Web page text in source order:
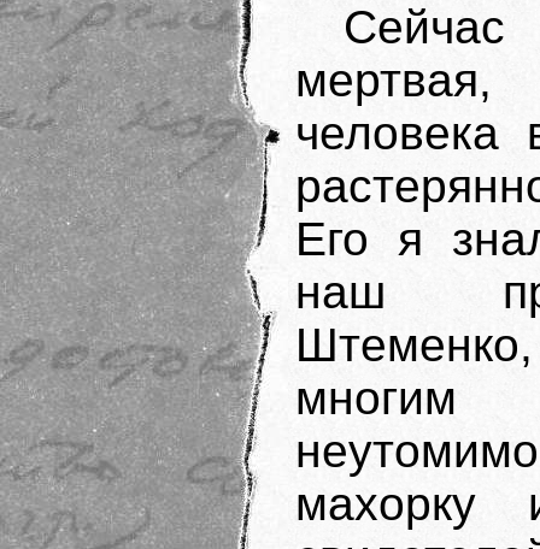
человека
Его я
наш
многим
махорку